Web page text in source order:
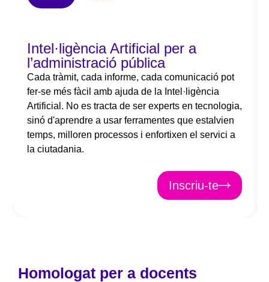
Intel·ligència Artificial per a
l’administració pública
Cada tràmit, cada informe, cada comunicació pot
fer-se més fàcil amb ajuda de la Intel·ligència
Artificial. No es tracta de ser experts en tecnologia,
sinó d'aprendre a usar ferramentes que estalvien
temps, milloren processos i enfortixen el servici a
la ciutadania.
Inscriu-te
Homologat per a docents